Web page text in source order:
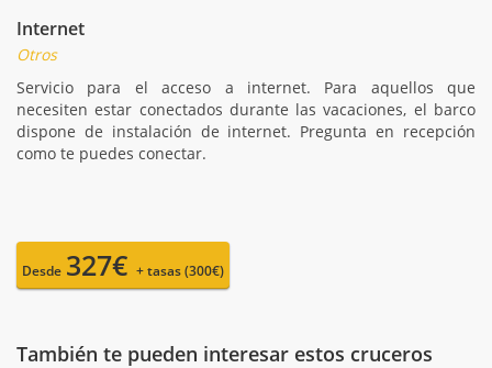
Internet
Otros
Servicio para el acceso a internet. Para aquellos que
necesiten estar conectados durante las vacaciones, el barco
dispone de instalación de internet. Pregunta en recepción
como te puedes conectar.
Desde 327€ + tasas (300€)
También te pueden interesar estos cruceros